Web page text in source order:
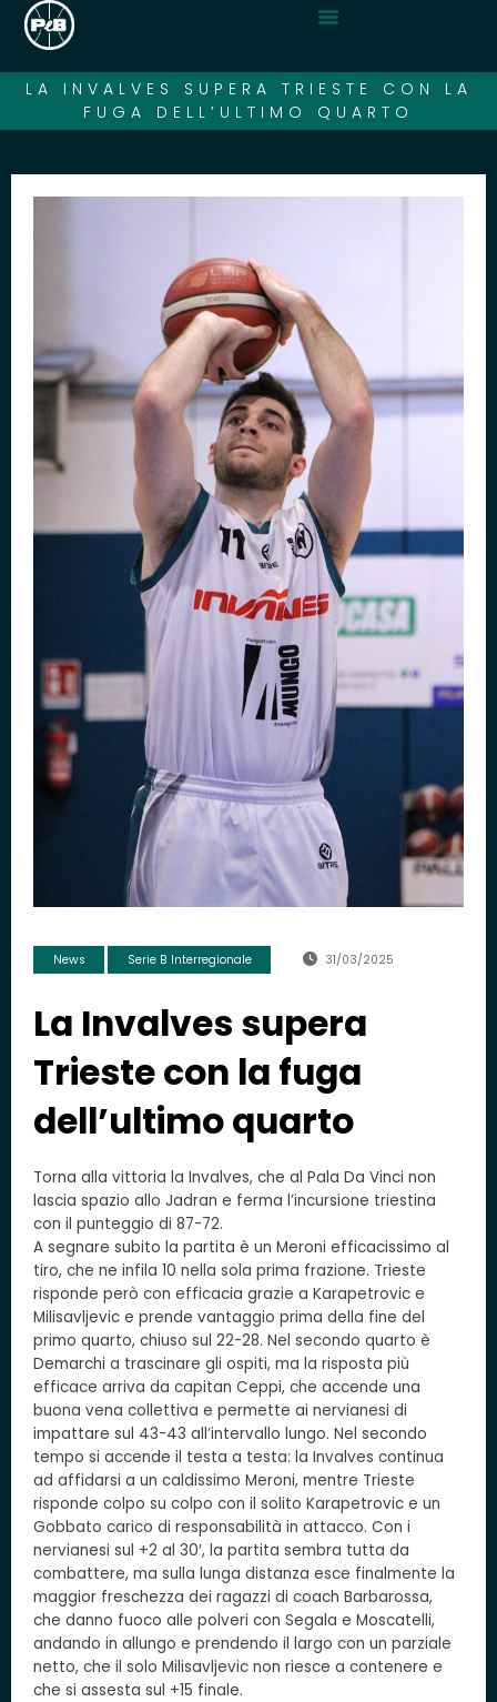
LA INVALVES SUPERA TRIESTE CON LA
FUGA DELL’ULTIMO QUARTO
News Serie B Interregionale 31/03/2025
La Invalves supera
Trieste con la fuga
dell’ultimo quarto
Torna alla vittoria la Invalves, che al Pala Da Vinci non
lascia spazio allo Jadran e ferma l’incursione triestina
con il punteggio di 87-72.
A segnare subito la partita è un Meroni efficacissimo al
tiro, che ne infila 10 nella sola prima frazione. Trieste
risponde però con efficacia grazie a Karapetrovic e
Milisavljevic e prende vantaggio prima della fine del
primo quarto, chiuso sul 22-28. Nel secondo quarto è
Demarchi a trascinare gli ospiti, ma la risposta più
efficace arriva da capitan Ceppi, che accende una
buona vena collettiva e permette ai nervianesi di
impattare sul 43-43 all’intervallo lungo. Nel secondo
tempo si accende il testa a testa: la Invalves continua
ad affidarsi a un caldissimo Meroni, mentre Trieste
risponde colpo su colpo con il solito Karapetrovic e un
Gobbato carico di responsabilità in attacco. Con i
nervianesi sul +2 al 30′, la partita sembra tutta da
combattere, ma sulla lunga distanza esce finalmente la
maggior freschezza dei ragazzi di coach Barbarossa,
che danno fuoco alle polveri con Segala e Moscatelli,
andando in allungo e prendendo il largo con un parziale
netto, che il solo Milisavljevic non riesce a contenere e
che si assesta sul +15 finale.